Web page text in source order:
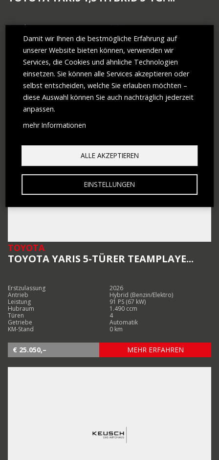
Erstzulassung
2021
Hybrid (Benzin/Elektro)
Leistung
91 PS (67 kW)
Hubraum
1.490 ccm
Türen
4
Getriebe
Automatik
€ 16.790,– MEHR ERFAHREN
TOYOTA
TOYOTA YARIS 5-TÜRER TEAMPLAYE...
Erstzulassung
2026
Antrieb
Hybrid (Benzin/Elektro)
Leistung
91 PS (67 kW)
Hubraum
1.490 ccm
Türen
4
Getriebe
Automatik
KM-Stand
0 km
€ 25.050,– MEHR ERFAHREN
Damit wir Ihnen die bestmögliche Erfahrung auf
unserer Website bieten können, verwenden wir
Services, die Cookies und ähnliche Technologien
einsetzen. Sie können alle Services akzeptieren oder
selbst entscheiden, welche Sie erlauben möchten –
diese Auswahl können Sie auch nachträglich jederzeit
anpassen.
mehr Informationen
EINSTELLUNGEN
ALLE AKZEPTIEREN